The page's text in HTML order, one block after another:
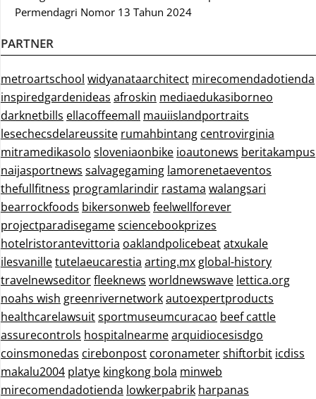
Permendagri Nomor 13 Tahun 2024
PARTNER
metroartschool widyanataarchitect mirecomendadotienda
inspiredgardenideas afroskin mediaedukasiborneo
darknetbills ellacoffeemall mauiislandportraits
lesechecsdelareussite rumahbintang centrovirginia
mitramedikasolo sloveniaonbike ioautonews beritakampus
naijasportnews salvagegaming lamorenetaeventos
thefullfitness programlarindir rastama walangsari
bearrockfoods bikersonweb feelwellforever
projectparadisegamesciencebookprizes
hotelristorantevittoria oaklandpolicebeatatxukale
ilesvanilletutelaeucarestia arting.mx global-history
travelnewseditorfleeknews worldnewswave lettica.org
noahs wish greenrivernetworkautoexpertproducts
healthcarelawsuitsportmuseumcuracao beef cattle
assurecontrols hospitalnearmearquidiocesisdgo
coinsmonedas cirebonpost coronametershiftorbit icdiss
makalu2004 platye kingkong bola minweb
mirecomendadotienda lowkerpabrik harpanas